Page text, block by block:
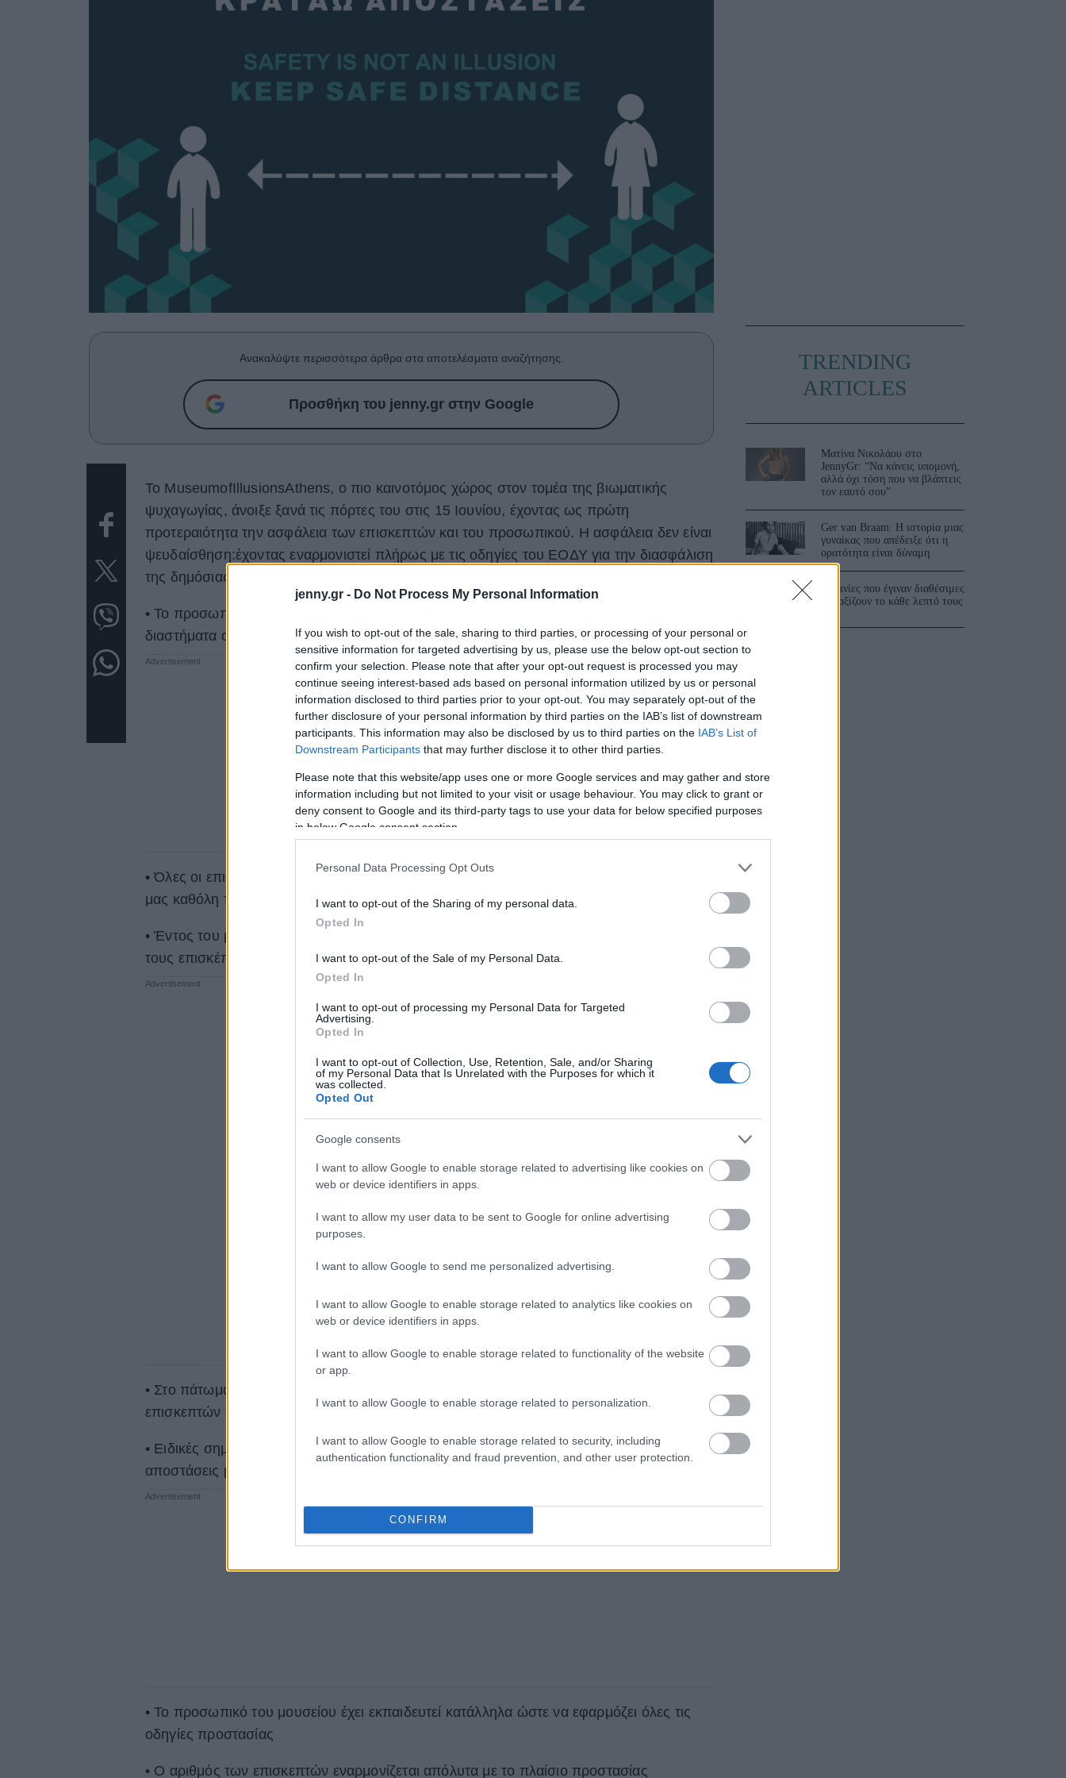
jenny.gr - Do Not Process My Personal Information
If you wish to opt-out of the sale, sharing to third parties, or processing of your personal or
sensitive information for targeted advertising by us, please use the below opt-out section to
confirm your selection. Please note that after your opt-out request is processed you may
continue seeing interest-based ads based on personal information utilized by us or personal
information disclosed to third parties prior to your opt-out. You may separately opt-out of the
further disclosure of your personal information by third parties on the IAB’s list of downstream
participants. This information may also be disclosed by us to third parties on the IAB’s List of
Downstream Participants that may further disclose it to other third parties.
Please note that this website/app uses one or more Google services and may gather and store
information including but not limited to your visit or usage behaviour. You may click to grant or
deny consent to Google and its third-party tags to use your data for below specified purposes
in below Google consent section.
Personal Data Processing Opt Outs
I want to opt-out of the Sharing of my personal data.
Opted In
I want to opt-out of the Sale of my Personal Data.
Opted In
I want to opt-out of processing my Personal Data for Targeted
Advertising.
Opted In
I want to opt-out of Collection, Use, Retention, Sale, and/or Sharing
of my Personal Data that Is Unrelated with the Purposes for which it
was collected.
Opted Out
Google consents
I want to allow Google to enable storage related to advertising like cookies on
web or device identifiers in apps.
I want to allow my user data to be sent to Google for online advertising
purposes.
I want to allow Google to send me personalized advertising.
I want to allow Google to enable storage related to analytics like cookies on
web or device identifiers in apps.
I want to allow Google to enable storage related to functionality of the website
or app.
I want to allow Google to enable storage related to personalization.
I want to allow Google to enable storage related to security, including
authentication functionality and fraud prevention, and other user protection.
CONFIRM
Ανακαλύψτε περισσότερα άρθρα στα αποτελέσματα αναζήτησης.
Προσθήκη του jenny.gr στην Google
Το MuseumofIllusionsAthens, ο πιο καινοτόμος χώρος στον τομέα της βιωματικής
ψυχαγωγίας, άνοιξε ξανά τις πόρτες του στις 15 Ιουνίου, έχοντας ως πρώτη
προτεραιότητα την ασφάλεια των επισκεπτών και του προσωπικού. Η ασφάλεια δεν είναι
ψευδαίσθηση:έχοντας εναρμονιστεί πλήρως με τις οδηγίες του ΕΟΔΥ για την διασφάλιση
της δημόσιας υγείας, το μουσείο έχει λάβει τα ακόλουθα μέτρα:
• Το προσωπικό του μουσείου φοράει πάντα προστατευτική μάσκα και σε τακτά χρονικά
διαστήματα απολυμαίνει τα χέρια του με ειδικό απολυμαντικό
• Όλες οι επιφάνειες και τα εκθέματα του μουσείου απολυμαίνονται από το προσωπικό
μας καθόλη τη διάρκεια της ημέρας
• Έντος του μουσείου βρίσκονται 6 σημεία με ειδικό απολυμαντικό χεριών, για χρήση από
τους επισκέπτες κατά τη διάρκεια της παραμονής τους
• Στο πάτωμα του μουσείου υπάρχει ειδική αρίθμηση, που ορίζει τη διαδρομή των
επισκεπτών εντός του μουσείου, ώστε να τηρούνται οι απαραίτητες αποστάσεις
• Ειδικές σημάνσεις υπενθυμίζουν στους επισκέπτες να τηρούν τις απαραίτητες
αποστάσεις μεταξύ τους
• Το προσωπικό του μουσείου έχει εκπαιδευτεί κατάλληλα ώστε να εφαρμόζει όλες τις
οδηγίες προστασίας
• Ο αριθμός των επισκεπτών εναρμονίζεται απόλυτα με το πλαίσιο προστασίας
TRENDING
ARTICLES
Ματίνα Νικολάου στο
JennyGr: “Να κάνεις υπομονή,
αλλά όχι τόση που να βλάπτεις
τον εαυτό σου”
Ger van Braam: Η ιστορία μιας
γυναίκας που απέδειξε ότι η
ορατότητα είναι δύναμη
3 ταινίες που έγιναν διαθέσιμες
και αξίζουν το κάθε λεπτό τους